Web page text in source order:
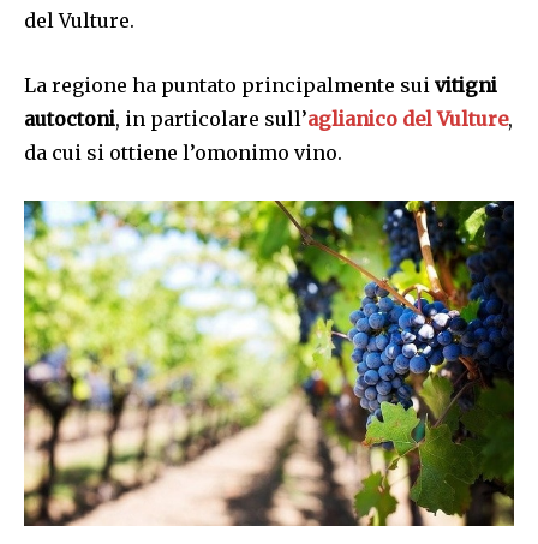
del Vulture.
La regione ha puntato principalmente sui vitigni
autoctoni, in particolare sull’aglianico del Vulture,
da cui si ottiene l’omonimo vino.